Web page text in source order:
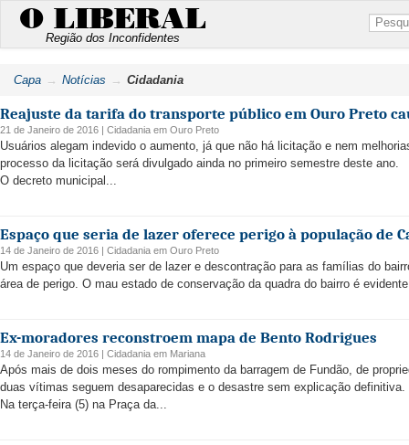
O LIBERAL
Região dos Inconfidentes
Capa Notícias Cidadania
Reajuste da tarifa do transporte público em Ouro Preto
21 de Janeiro de 2016 | Cidadania em Ouro Preto
Usuários alegam indevido o aumento, já que não há licitação e nem
processo da licitação será divulgado ainda no primeiro semestre deste ano.
O decreto municipal...
Espaço que seria de lazer oferece perigo à população de
14 de Janeiro de 2016 | Cidadania em Ouro Preto
Um espaço que deveria ser de lazer e descontração para as famílias do
área de perigo. O mau estado de conservação da quadra do bairro é
Ex-moradores reconstroem mapa de Bento Rodrigues
14 de Janeiro de 2016 | Cidadania em Mariana
Após mais de dois meses do rompimento da barragem de Fundão, de
duas vítimas seguem desaparecidas e o desastre sem explicação definitiva.
Na terça-feira (5) na Praça da...